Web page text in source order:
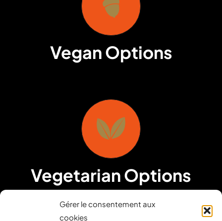
Gérer le consentement aux
cookies
Vegan Options
Vegetarian Options